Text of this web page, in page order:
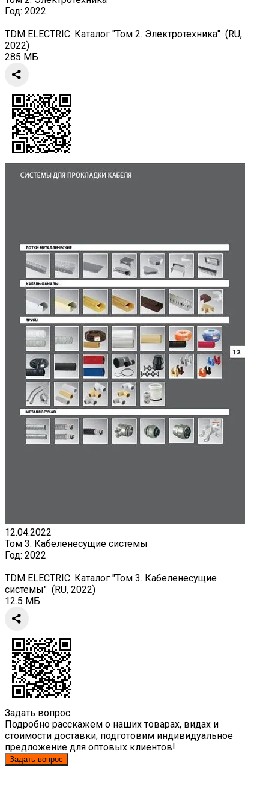
Год: 2022
TDM ELECTRIC. Каталог "Том 2. Электротехника" (RU,
2022)
285 МБ
12.04.2022
Том 3. Кабеленесущие системы
Год: 2022
TDM ELECTRIC. Каталог "Том 3. Кабеленесущие
системы" (RU, 2022)
12.5 МБ
Задать вопрос
Подробно расскажем о наших товарах, видах и
стоимости доставки, подготовим индивидуальное
предложение для оптовых клиентов!
Задать вопрос